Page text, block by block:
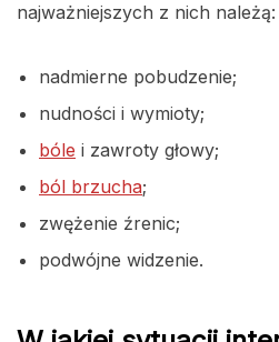
najważniejszych z nich należą:
nadmierne pobudzenie;
nudności i wymioty;
bóle i zawroty głowy;
ból brzucha;
zwężenie źrenic;
podwójne widzenie.